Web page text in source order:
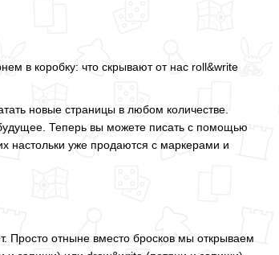
в коробку: что скрывают от нас roll&write
новые страницы в любом количестве.
Теперь вы можете писать с помощью
настольки уже продаются с маркерами и
Просто отныне вместо бросков мы открываем